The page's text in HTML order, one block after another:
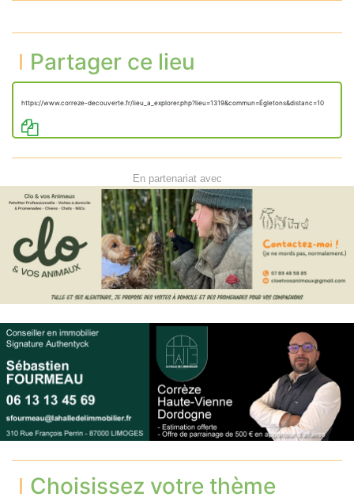
Partager ce lieu
https://www.correze-decouverte.fr/lieu_a_explorer.php?lieu=1319&commun=Égletons&distanc=10
En partenariat avec
Choisissez votre thème